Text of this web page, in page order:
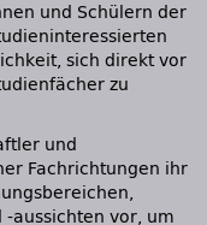
und Schülern der
sich direkt vor
zu
und
Fachrichtungen ihr
aussichten vor, um